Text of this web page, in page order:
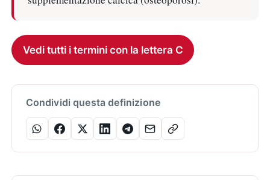
Vedi tutti i termini con la lettera C
Condividi questa definizione